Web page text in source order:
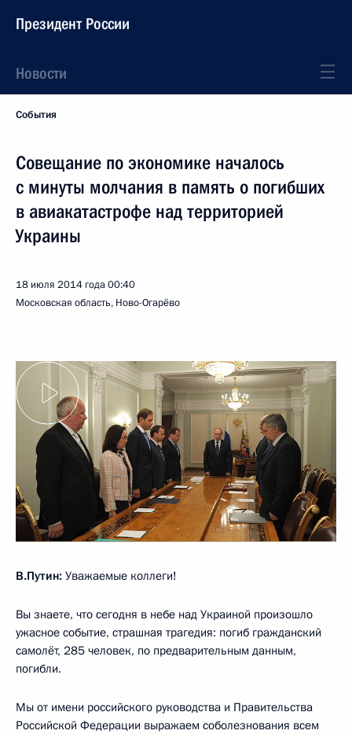
Президент России
Новости
События
Совещание по экономике началось
с минуты молчания в память о погибших
в авиакатастрофе над территорией
Украины
18 июля 2014 года00:40
Московская область, Ново-Огарёво
В.Путин: Уважаемые коллеги!
Вы знаете, что сегодня в небе над Украиной произошло
ужасное событие, страшная трагедия: погиб гражданский
самолёт, 285 человек, по предварительным данным,
погибли.
Мы от имени российского руководства и Правительства
Российской Федерации выражаем соболезнования всем